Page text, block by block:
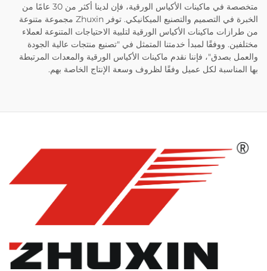
متخصصة في ماكينات الأكياس الورقية، فإن لدينا أكثر من 30 عامًا من
الخبرة في التصميم والتصنيع الميكانيكي. توفر Zhuxin مجموعة متنوعة
من طرازات ماكينات الأكياس الورقية لتلبية الاحتياجات المتنوعة لعملاء
مختلفين. ووفقًا لمبدأ خدمتنا المتمثل في "تصنيع منتجات عالية الجودة
والعمل بصدق"، فإننا نقدم ماكينات الأكياس الورقية والمعدات المرتبطة
بها المناسبة لكل عميل وفقًا لظروف وسعة الإنتاج الخاصة بهم.